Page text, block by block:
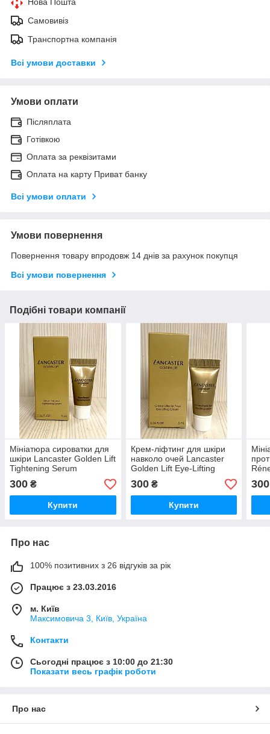
Самовивіз
Транспортна компанія
Всі умови доставки
Умови оплати
Післяплата
Готівкою
Оплата за реквізитами
Оплата на карту Приват банку
Всі умови оплати
Умови повернення
Повернення товару впродовж 14 днів за рахунок покупця
Всі умови повернення
Подібні товари компанії
Мініатюра сироватки для
шкіри Lancaster Golden Lift
Tightening Serum
300 ₴
Купити
Крем-ліфтинг для шкіри
навколо очей Lancaster
Golden Lift Eye-Lifting
Cream, 5 мл
300₴
Купити
300
Про нас
100% позитивних з 26 відгуків за рік
Працює з 23.03.2016
м. Київ
Максимовича 3, Київ, Україна
Контакти
Сьогодні працює з 10:00 до 21:30
Показати весь графік роботи
Про нас